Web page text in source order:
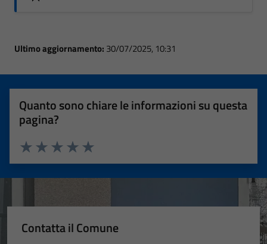
Ultimo aggiornamento: 30/07/2025, 10:31
Quanto sono chiare le informazioni su questa
pagina?
Valuta 5 stelle su 5
Valuta 4 stelle su 5
Valuta 3 stelle su 5
Valuta 2 stelle su 5
Valuta 1 stelle su 5
Contatta il Comune